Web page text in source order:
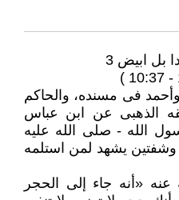
فى مسنده، والحاكم
الذهبى عن ابن عباس
الله - صلى الله عليه
وشفتين يشهد لمن استلمه
«أنه جاء إلى الحجر